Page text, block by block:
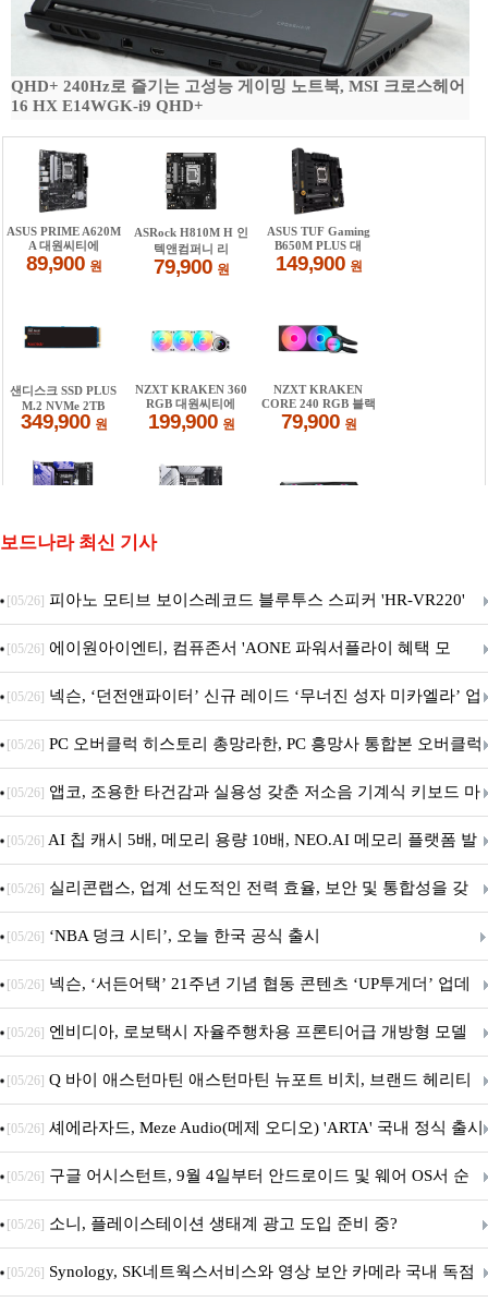
QHD+ 240Hz로 즐기는 고성능 게이밍 노트북, MSI 크로스헤어
16 HX E14WGK-i9 QHD+
보드나라 최신 기사
[05/26] 피아노 모티브 보이스레코드 블루투스 스피커 'HR-VR220'
출시
[05/26] 에이원아이엔티, 컴퓨존서 'AONE 파워서플라이 혜택 모
음.ZIP' 이벤트 진행
[05/26] 넥슨, ‘던전앤파이터’ 신규 레이드 ‘무너진 성자 미카엘라’ 업
데이트!
[05/26] PC 오버클럭 히스토리 총망라한, PC 흥망사 통합본 오버클럭
특집(1-4편)
[05/26] 앱코, 조용한 타건감과 실용성 갖춘 저소음 기계식 키보드 마
우스 세트 'KM580' 출시
[05/26] AI 칩 캐시 5배, 메모리 용량 10배, NEO.AI 메모리 플랫폼 발
표
[05/26] 실리콘랩스, 업계 선도적인 전력 효율, 보안 및 통합성을 갖
춘 초저전력 블루투스 LE SoC ‘BG2B’ 공개
[05/26] ‘NBA 덩크 시티’, 오늘 한국 공식 출시
[05/26] 넥슨, ‘서든어택’ 21주년 기념 협동 콘텐츠 ‘UP투게더’ 업데
이트
[05/26] 엔비디아, 로보택시 자율주행차용 프론티어급 개방형 모델
‘알파마요 2 슈퍼’ 상업적 이용 가능
[05/26] Q 바이 애스턴마틴 애스턴마틴 뉴포트 비치, 브랜드 헤리티
지 담은 ‘헤리티지 에디션 컬렉션’ 공개
[05/26] 셰에라자드, Meze Audio(메제 오디오) 'ARTA' 국내 정식 출시
[05/26] 구글 어시스턴트, 9월 4일부터 안드로이드 및 웨어 OS서 순
차 서비스 종료
[05/26] 소니, 플레이스테이션 생태계 광고 도입 준비 중?
[05/26] Synology, SK네트웍스서비스와 영상 보안 카메라 국내 독점